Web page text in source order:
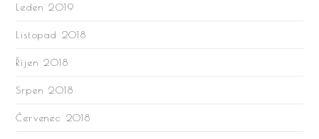
Leden 2019
Listopad 2018
Říjen 2018
Srpen 2018
Červenec 2018